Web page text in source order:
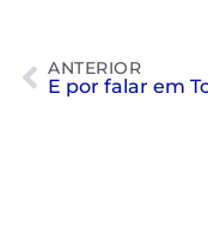
ANTERIOR
E por falar em